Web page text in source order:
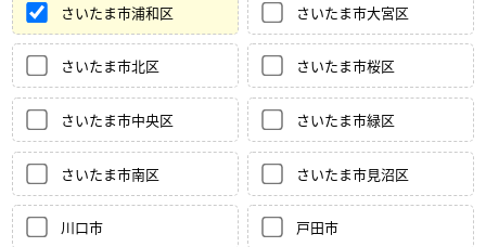
さいたま市浦和区 さいたま市大宮区
さいたま市北区 さいたま市桜区
さいたま市中央区 さいたま市緑区
さいたま市南区 さいたま市見沼区
川口市 戸田市